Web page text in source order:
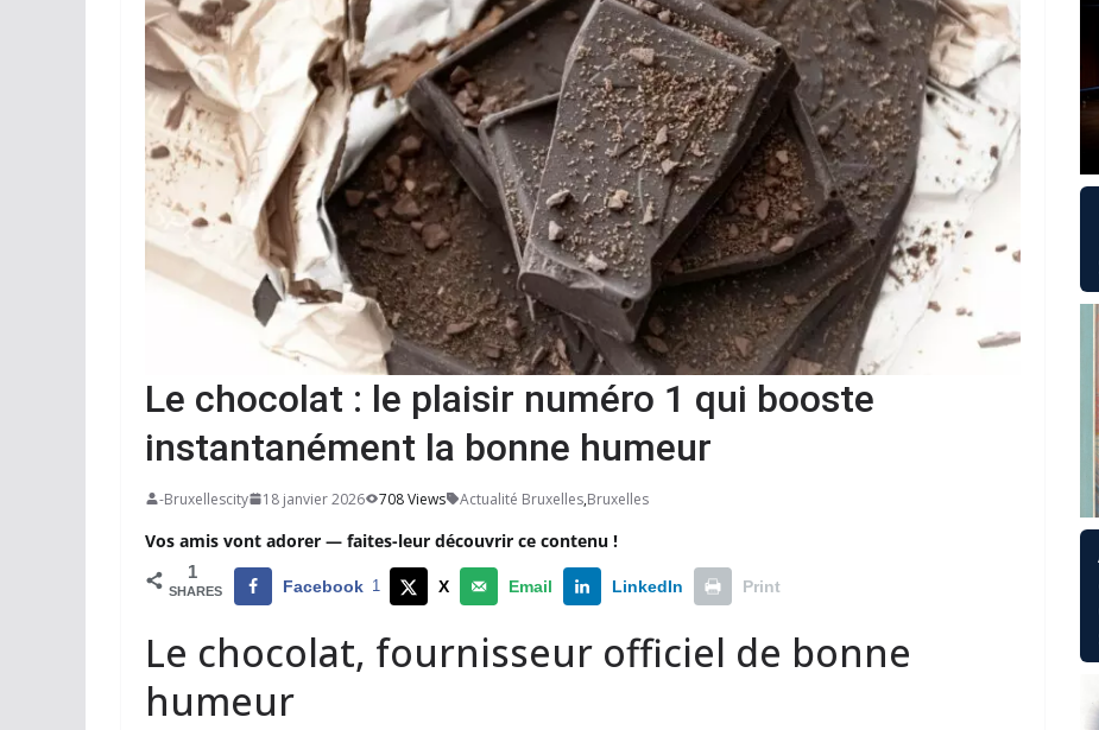
Le chocolat : le plaisir numéro 1 qui booste
instantanément la bonne humeur
-Bruxellescity 18 janvier 2026 708 Views Actualité Bruxelles,Bruxelles
Vos amis vont adorer — faites-leur découvrir ce contenu !
1
SHARES Facebook 1 X Email LinkedIn Print
Le chocolat, fournisseur officiel de bonne
humeur